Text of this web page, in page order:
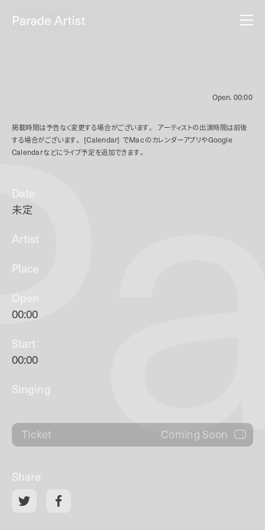
Open. 00:00
掲載時間は予告なく変更する場合がございます。
アーティストの出演時間は前後
する場合がございます。
[Calendar] でMacのカレンダーアプリやGoogle
Calendarなどにライブ予定を追加できます。
Date
未定
Artist
Place
Open
00:00
Start
00:00
Singing
Ticket Coming Soon
Share